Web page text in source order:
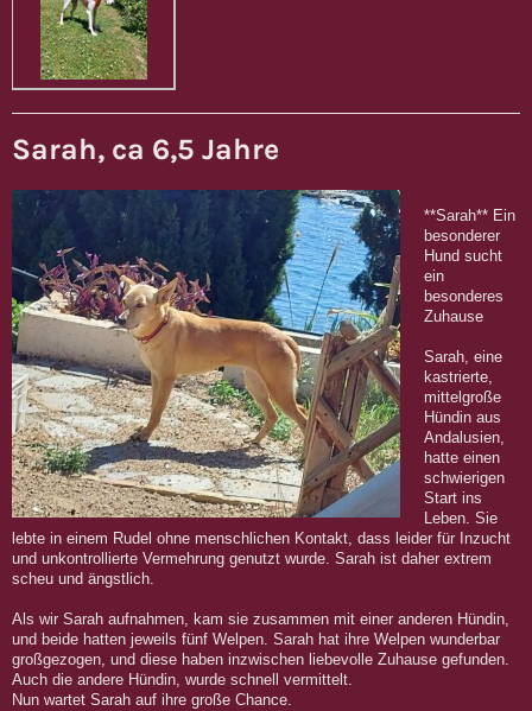
Sarah, ca 6,5 Jahre
**Sarah** Ein
besonderer
Hund sucht
ein
besonderes
Zuhause
Sarah, eine
kastrierte,
mittelgroße
Hündin aus
Andalusien,
hatte einen
schwierigen
Start ins
Leben. Sie
lebte in einem Rudel ohne menschlichen Kontakt, dass leider für Inzucht
und unkontrollierte Vermehrung genutzt wurde. Sarah ist daher extrem
scheu und ängstlich.
Als wir Sarah aufnahmen, kam sie zusammen mit einer anderen Hündin,
und beide hatten jeweils fünf Welpen. Sarah hat ihre Welpen wunderbar
großgezogen, und diese haben inzwischen liebevolle Zuhause gefunden.
Auch die andere Hündin, wurde schnell vermittelt.
Nun wartet Sarah auf ihre große Chance.